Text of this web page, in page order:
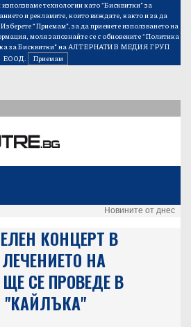
технологии като “Бисквитки” за
и рекламите, които виждате, както и за да
“Приемам”, за да приемете използването на
моля запознайте се с обновените“Политика
за Бисквитки”на АЛТЕРНАТИВ МЕДИЯ ГРУП
ЕООД.
Приемам
Новините от днес
КОНЦЕРТ В
НА
СЕ ПРОВЕДЕ В
"КАЙЛЪКА"